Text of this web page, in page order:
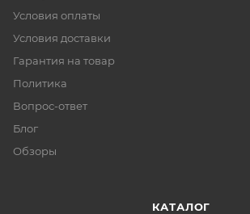
Условия оплаты
Условия доставки
Гарантия на товар
Политика
Вопрос-ответ
Блог
Обзоры
КАТАЛОГ